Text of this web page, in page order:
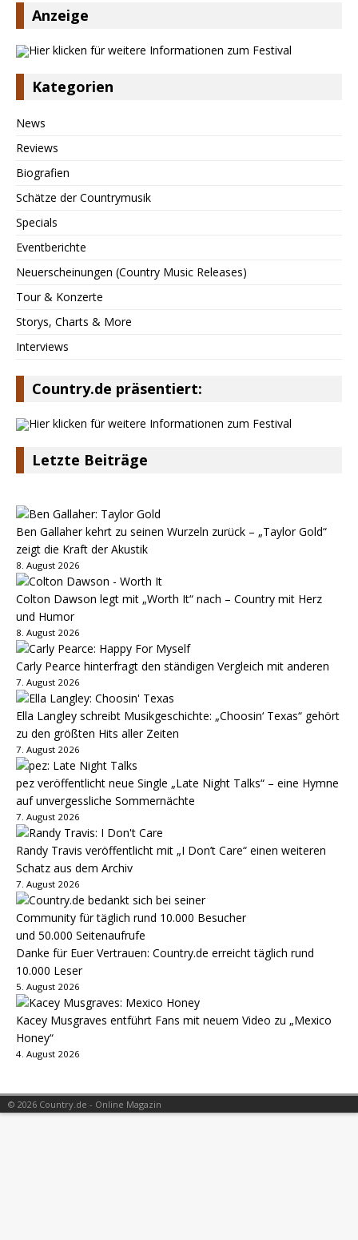
Anzeige
Kategorien
News
Reviews
Biografien
Schätze der Countrymusik
Specials
Eventberichte
Neuerscheinungen (Country Music Releases)
Tour & Konzerte
Storys, Charts & More
Interviews
Country.de präsentiert:
Letzte Beiträge
Ben Gallaher kehrt zu seinen Wurzeln zurück – „Taylor Gold“
zeigt die Kraft der Akustik
8. August 2026
Colton Dawson legt mit „Worth It“ nach – Country mit Herz
und Humor
8. August 2026
Carly Pearce hinterfragt den ständigen Vergleich mit anderen
7. August 2026
Ella Langley schreibt Musikgeschichte: „Choosin‘ Texas“ gehört
zu den größten Hits aller Zeiten
7. August 2026
pez veröffentlicht neue Single „Late Night Talks“ – eine Hymne
auf unvergessliche Sommernächte
7. August 2026
Randy Travis veröffentlicht mit „I Don’t Care“ einen weiteren
Schatz aus dem Archiv
7. August 2026
Danke für Euer Vertrauen: Country.de erreicht täglich rund
10.000 Leser
5. August 2026
Kacey Musgraves entführt Fans mit neuem Video zu „Mexico
Honey“
4. August 2026
© 2026 Country.de - Online Magazin